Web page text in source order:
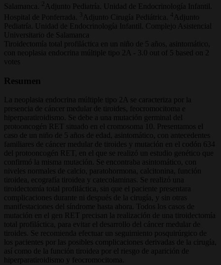
Salamanca.
Adjunto Pediatría. Unidad de Endocrinología Infantil.
Hospital de Ponferrada.
3 Adjunto Cirugía Pediátrica. 4 Adjunto
Pediatría. Unidad de Endocrinología Infantil. Complejo Asistencial
Universitario de Salamanca
Tiroidectomía total profiláctica en un niño de 5 años, asintomático,
con neoplasia endocrina múltiple tipo 2A - 3.0 out of 5 based on
2
votes
Resumen
La neoplasia endocrina múltiple tipo 2A se caracteriza por la
presencia de cáncer medular de tiroides, feocromocitoma e
hiperparatiroidismo. Se debe a una mutación germinal del
protooncogén RET situado en el cromosoma 10. Presentamos el
caso de un niño de 5 años de edad, asintomático, con antecedentes
familiares de cáncer medular de tiroides y mutación en el codón 634
del protooncogén RET, en el que se realizó un estudio genético que
confirmó la misma mutación. Se encontraba asintomático, con
niveles normales de calcio, paratohormona, calcitonina, función
tiroidea, ecografía tiroidea y catecolaminas. Se realizó una
tiroidectomía total profiláctica, sin que el paciente presentara
complicaciones durante ni después de la cirugía, y sin otras
manifestaciones del síndrome hasta ahora. Todos los casos de
mutación en el gen RET precisan la realización de una tiroidectomía
total profiláctica, para evitar el desarrollo del cáncer medular de
tiroides. Se recomienda efectuar un seguimiento posquirúrgico de
los pacientes por las posibles complicaciones derivadas de la cirugía,
así como de la función tiroidea por el riesgo de aparición de
hiperparatiroidismo y feocromocitoma.